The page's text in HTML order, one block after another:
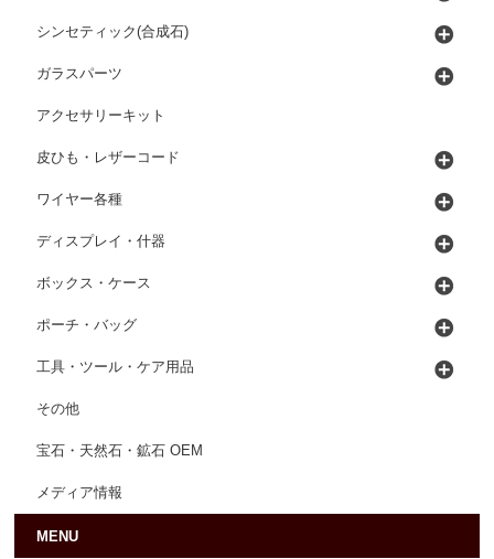
シンセティック(合成石)
ガラスパーツ
アクセサリーキット
皮ひも・レザーコード
ワイヤー各種
ディスプレイ・什器
ボックス・ケース
ポーチ・バッグ
工具・ツール・ケア用品
その他
宝石・天然石・鉱石 OEM
メディア情報
MENU